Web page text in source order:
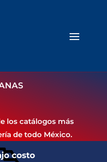
los catálogos más
de todo México.
costo